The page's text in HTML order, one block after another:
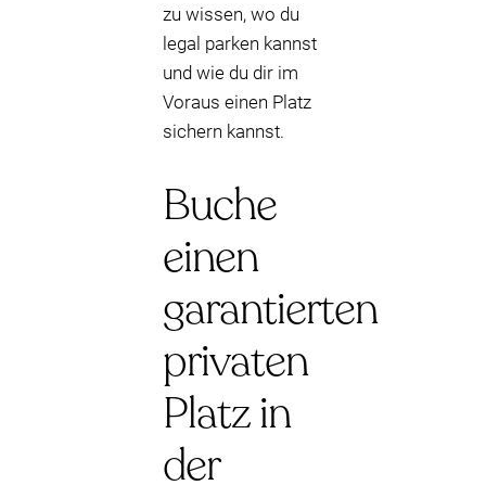
zu wissen, wo du
legal parken kannst
und wie du dir im
Voraus einen Platz
sichern kannst.
Buche
einen
garantierten
privaten
Platz in
der